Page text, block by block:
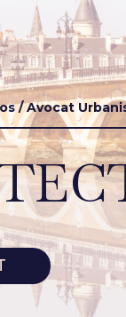
/ Avocat